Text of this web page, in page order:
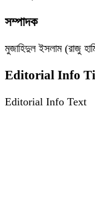
সম্পাদক
মুজাহিদুল ইসলাম (রাজু
Editorial Info
Editorial Info Text